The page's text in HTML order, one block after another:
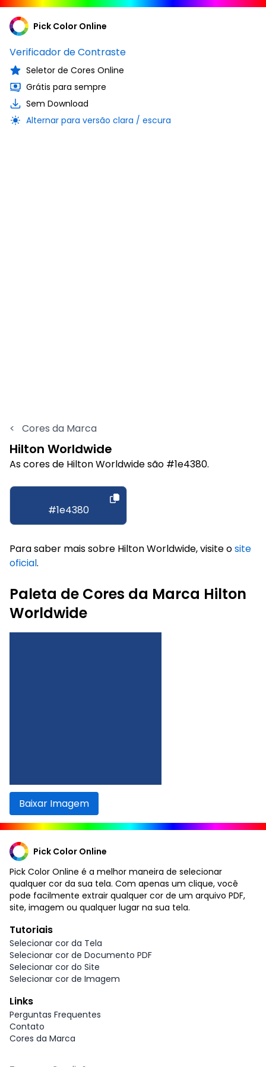
Pick Color Online
Verificador de Contraste
Seletor de Cores Online
Grátis para sempre
Sem Download
Alternar para versão clara / escura
< Cores da Marca
Hilton Worldwide
As cores de Hilton Worldwide são #1e4380.
#1e4380
Para saber mais sobre Hilton Worldwide, visite osite
oficial.
Paleta de Cores da Marca Hilton
Worldwide
Baixar Imagem
Pick Color Online
Pick Color Online é a melhor maneira de selecionar
qualquer cor da sua tela. Com apenas um clique, você
pode facilmente extrair qualquer cor de um arquivo PDF,
site, imagem ou qualquer lugar na sua tela.
Tutoriais
Selecionar cor da Tela
Selecionar cor de Documento PDF
Selecionar cor do Site
Selecionar cor de Imagem
Links
Perguntas Frequentes
Contato
Cores da Marca